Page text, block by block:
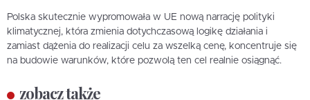
Polska skutecznie wypromowała w UE nową narrację polityki
klimatycznej, która zmienia dotychczasową logikę działania i
zamiast dążenia do realizacji celu za wszelką cenę, koncentruje się
na budowie warunków, które pozwolą ten cel realnie osiągnąć.
zobacz także